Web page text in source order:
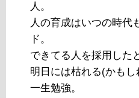
人。
人の育成はいつの時代
ド。
できてる人を採用した
明日には枯れる(かもし
一生勉強。